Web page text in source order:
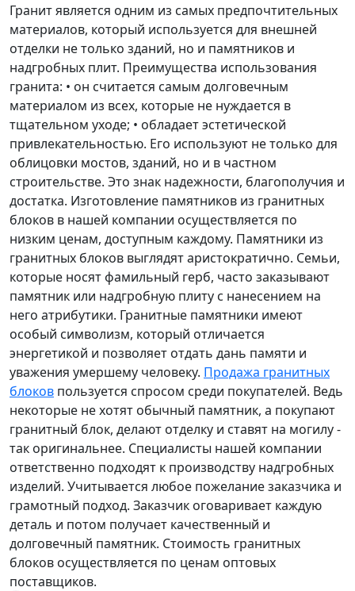
Гранит является одним из самых предпочтительных
материалов, который используется для внешней
отделки не только зданий, но и памятников и
надгробных плит. Преимущества использования
гранита: • он считается самым долговечным
материалом из всех, которые не нуждается в
тщательном уходе; • обладает эстетической
привлекательностью. Его используют не только для
облицовки мостов, зданий, но и в частном
строительстве. Это знак надежности, благополучия и
достатка. Изготовление памятников из гранитных
блоков в нашей компании осуществляется по
низким ценам, доступным каждому. Памятники из
гранитных блоков выглядят аристократично. Семьи,
которые носят фамильный герб, часто заказывают
памятник или надгробную плиту с нанесением на
него атрибутики. Гранитные памятники имеют
особый символизм, который отличается
энергетикой и позволяет отдать дань памяти и
уважения умершему человеку. Продажа гранитных
блоков пользуется спросом среди покупателей. Ведь
некоторые не хотят обычный памятник, а покупают
гранитный блок, делают отделку и ставят на могилу -
так оригинальнее. Специалисты нашей компании
ответственно подходят к производству надгробных
изделий. Учитывается любое пожелание заказчика и
грамотный подход. Заказчик оговаривает каждую
деталь и потом получает качественный и
долговечный памятник. Стоимость гранитных
блоков осуществляется по ценам оптовых
поставщиков.